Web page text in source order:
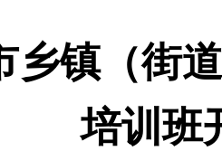
乡镇（街
培训班